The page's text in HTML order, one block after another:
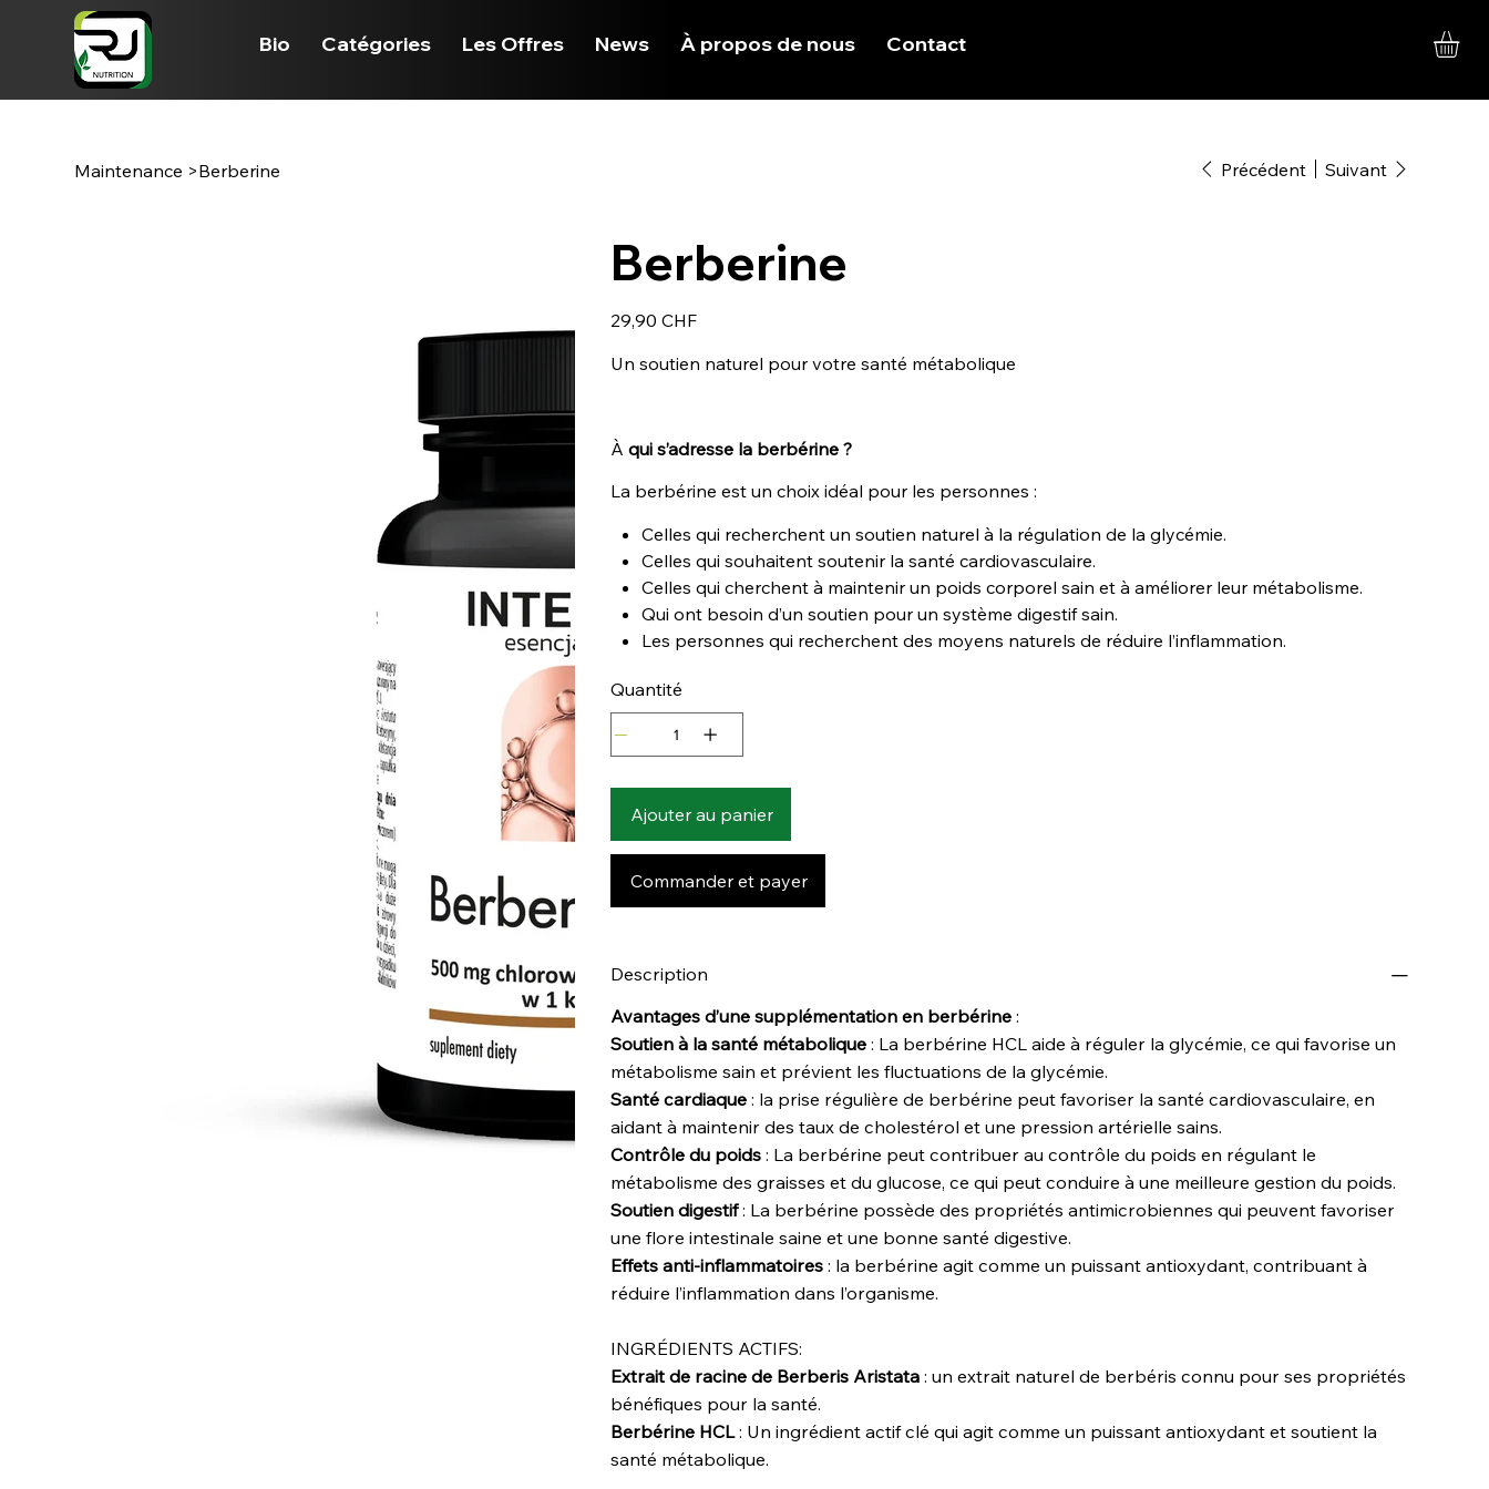
Bio Catégories Les Offres News À propos de nous Contact
Maintenance >Berberine Précédent Suivant
Berberine
Prix
29,90 CHF
Un soutien naturel pour votre santé métabolique
À qui s’adresse la berbérine ?
La berbérine est un choix idéal pour les personnes :
Celles qui recherchent un soutien naturel à la régulation de la glycémie.
Celles qui souhaitent soutenir la santé cardiovasculaire.
Celles qui cherchent à maintenir un poids corporel sain et à améliorer leur métabolisme.
Qui ont besoin d’un soutien pour un système digestif sain.
Les personnes qui recherchent des moyens naturels de réduire l’inflammation.
Quantité
Ajouter au panier
Commander et payer
Description
Avantages d’une supplémentation en berbérine:
Soutien à la santé métabolique: La berbérine HCL aide à réguler la glycémie, ce qui favorise un
métabolisme sain et prévient les fluctuations de la glycémie.
Santé cardiaque: la prise régulière de berbérine peut favoriser la santé cardiovasculaire, en
aidant à maintenir des taux de cholestérol et une pression artérielle sains.
Contrôle du poids: La berbérine peut contribuer au contrôle du poids en régulant le
métabolisme des graisses et du glucose, ce qui peut conduire à une meilleure gestion du poids.
Soutien digestif: La berbérine possède des propriétés antimicrobiennes qui peuvent favoriser
une flore intestinale saine et une bonne santé digestive.
Effets anti-inflammatoires: la berbérine agit comme un puissant antioxydant, contribuant à
réduire l’inflammation dans l’organisme.
INGRÉDIENTS ACTIFS:
Extrait de racine de Berberis Aristata: un extrait naturel de berbéris connu pour ses propriétés
bénéfiques pour la santé.
Berbérine HCL: Un ingrédient actif clé qui agit comme un puissant antioxydant et soutient la
santé métabolique.